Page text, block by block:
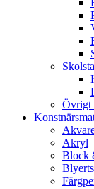
Övrigt
Akryl
Block